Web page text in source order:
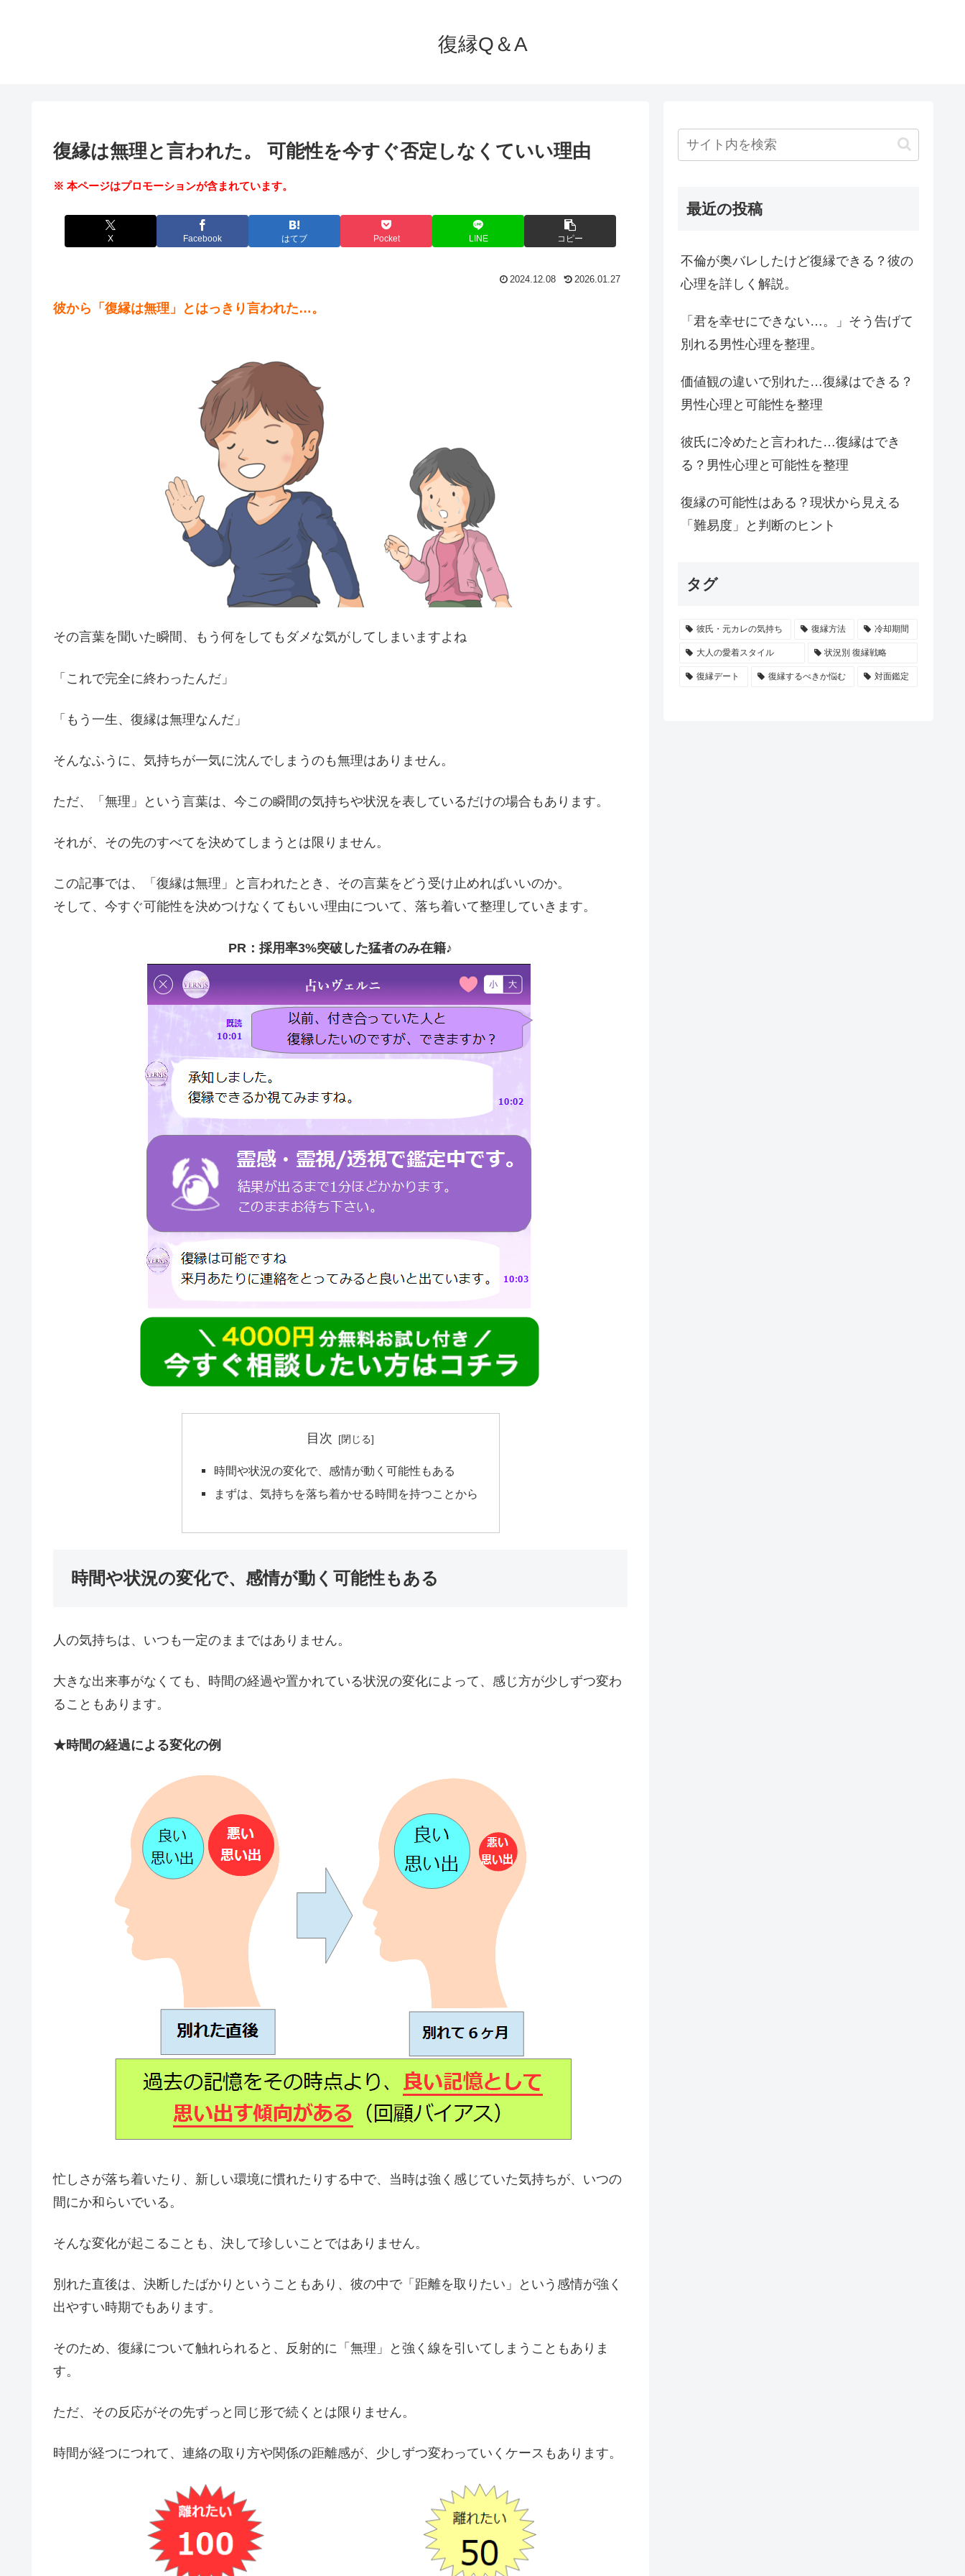
復縁Q＆A
復縁は無理と言われた。 可能性を今すぐ否定しなくていい理由
※ 本ページはプロモーションが含まれています。
X Facebook はてブ Pocket LINE コピー
2024.12.08 2026.01.27
彼から「復縁は無理」とはっきり言われた…。
その言葉を聞いた瞬間、もう何をしてもダメな気がしてしまいますよね
「これで完全に終わったんだ」
「もう一生、復縁は無理なんだ」
そんなふうに、気持ちが一気に沈んでしまうのも無理はありません。
ただ、「無理」という言葉は、今この瞬間の気持ちや状況を表しているだけの場合もあります。
それが、その先のすべてを決めてしまうとは限りません。
この記事では、「復縁は無理」と言われたとき、その言葉をどう受け止めればいいのか。
そして、今すぐ可能性を決めつけなくてもいい理由について、落ち着いて整理していきます。
PR：採用率3%突破した猛者のみ在籍♪
目次
時間や状況の変化で、感情が動く可能性もある
まずは、気持ちを落ち着かせる時間を持つことから
時間や状況の変化で、感情が動く可能性もある
人の気持ちは、いつも一定のままではありません。
大きな出来事がなくても、時間の経過や置かれている状況の変化によって、感じ方が少しずつ変わ
ることもあります。
★時間の経過による変化の例
忙しさが落ち着いたり、新しい環境に慣れたりする中で、当時は強く感じていた気持ちが、いつの
間にか和らいでいる。
そんな変化が起こることも、決して珍しいことではありません。
別れた直後は、決断したばかりということもあり、彼の中で「距離を取りたい」という感情が強く
出やすい時期でもあります。
そのため、復縁について触れられると、反射的に「無理」と強く線を引いてしまうこともありま
す。
ただ、その反応がその先ずっと同じ形で続くとは限りません。
時間が経つにつれて、連絡の取り方や関係の距離感が、少しずつ変わっていくケースもあります。
最近の投稿
不倫が奥バレしたけど復縁できる？彼の
心理を詳しく解説。
「君を幸せにできない…。」そう告げて
別れる男性心理を整理。
価値観の違いで別れた…復縁はできる？
男性心理と可能性を整理
彼氏に冷めたと言われた…復縁はでき
る？男性心理と可能性を整理
復縁の可能性はある？現状から見える
「難易度」と判断のヒント
タグ
彼氏・元カレの気持ち 復縁方法 冷却期間
大人の愛着スタイル 状況別 復縁戦略
復縁デート 復縁するべきか悩む 対面鑑定